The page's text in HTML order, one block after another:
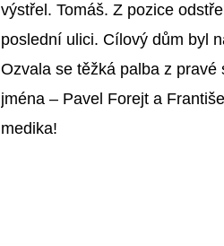
výstřel. Tomáš. Z pozice
poslední ulici. Cílový dům byl
Ozvala se těžká palba z
jména – Pavel Forejt a
medika!